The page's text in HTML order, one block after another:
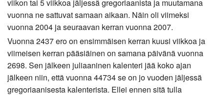
viikon tai 5 viikkoa jäljessä gregoriaanista ja muutamana
vuonna ne sattuvat samaan aikaan. Näin oli viimeksi
vuonna 2004 ja seuraavan kerran vuonna 2007.
Vuonna 2437 ero on ensimmäisen kerran kuusi viikkoa ja
viimeisen kerran pääsiäinen on samana päivänä vuonna
2698. Sen jälkeen juliaaninen kalenteri jää koko ajan
jälkeen niin, että vuonna 44734 se on jo vuoden jäljessä
gregoriaanisesta kalenterista. Ellei ennen sitä tulla